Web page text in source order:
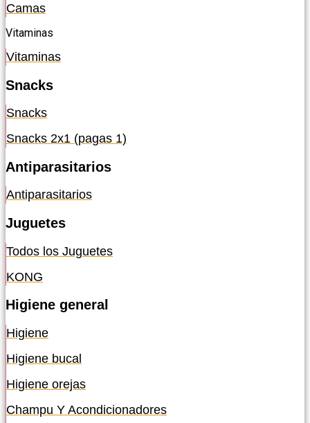
Camas
Vitaminas
Vitaminas
Snacks
Snacks
Snacks 2x1 (pagas 1)
Antiparasitarios
Antiparasitarios
Juguetes
Todos los Juguetes
KONG
Higiene general
Higiene
Higiene bucal
Higiene orejas
Champu Y Acondicionadores